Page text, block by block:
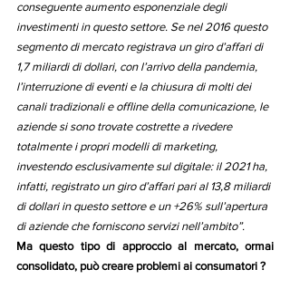
conseguente aumento esponenziale degli
investimenti in questo settore. Se nel 2016 questo
segmento di mercato registrava un giro d’affari di
1,7 miliardi di dollari, con l’arrivo della pandemia,
l’interruzione di eventi e la chiusura di molti dei
canali tradizionali e offline della comunicazione, le
aziende si sono trovate costrette a rivedere
totalmente i propri modelli di marketing,
investendo esclusivamente sul digitale: il 2021 ha,
infatti, registrato un giro d’affari pari al 13,8 miliardi
di dollari in questo settore e un +26% sull’apertura
di aziende che forniscono servizi nell’ambito”.
Ma questo tipo di approccio al mercato, ormai
consolidato, può creare problemi ai consumatori ?